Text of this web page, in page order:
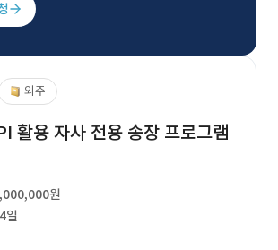
외주
활용 자사 전용 송장 프로그램
원
일